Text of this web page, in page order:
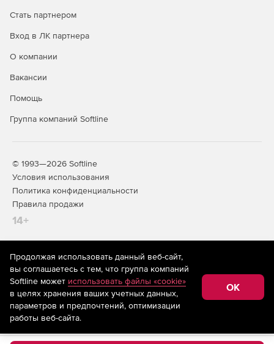
Стать партнером
Вход в ЛК партнера
О компании
Вакансии
Помощь
Группа компаний Softline
© 1993—2026 Softline
Условия использования
Политика конфиденциальности
Правила продажи
14+
На информационном ресурсе store.softline.ru применяются
рекомендательные технологии(информационные технологии
предоставления информации на основе сбора,
систематизации и анализа сведений, относящихся к
предпочтениям пользователей сети «Интернет»,
находящихся на территории Российской Федерации)
Продолжая использовать данный веб-сайт,
вы соглашаетесь с тем, что группа компаний
Softline может использовать файлы «cookie»
в целях хранения ваших учетных данных,
параметров и предпочтений, оптимизации
работы веб-сайта.
OK